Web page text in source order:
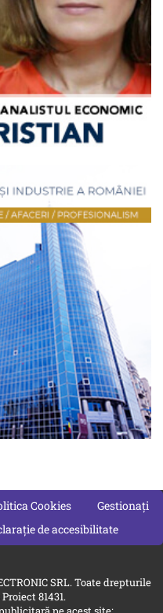
Cookies
Gestionați
de accesibilitate
SRL. Toate drepturile
81431.